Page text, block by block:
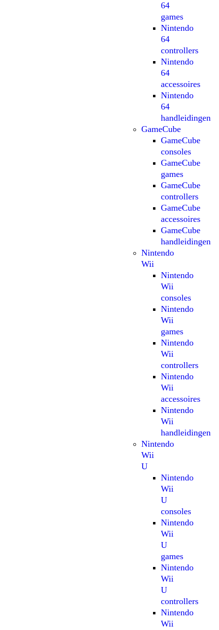
64
games
Nintendo
64
controllers
Nintendo
64
accessoires
Nintendo
64
handleidingen
GameCube
GameCube
consoles
GameCube
games
GameCube
controllers
GameCube
accessoires
GameCube
handleidingen
Nintendo
Wii
Nintendo
Wii
consoles
Nintendo
Wii
games
Nintendo
Wii
controllers
Nintendo
Wii
accessoires
Nintendo
Wii
handleidingen
Nintendo
Wii
U
Nintendo
Wii
U
consoles
Nintendo
Wii
U
games
Nintendo
Wii
U
controllers
Nintendo
Wii